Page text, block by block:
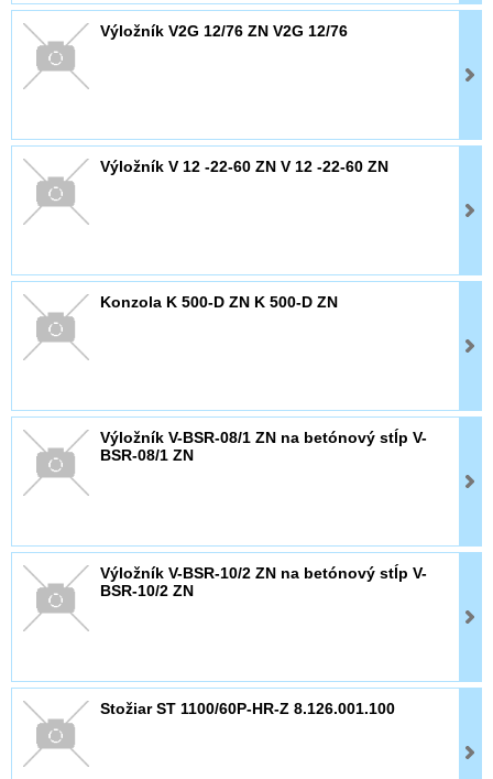
Výložník V2G 12/76 ZN V2G 12/76
Výložník V 12 -22-60 ZN V 12 -22-60 ZN
Konzola K 500-D ZN K 500-D ZN
Výložník V-BSR-08/1 ZN na betónový stĺp V-
BSR-08/1 ZN
Výložník V-BSR-10/2 ZN na betónový stĺp V-
BSR-10/2 ZN
Stožiar ST 1100/60P-HR-Z 8.126.001.100